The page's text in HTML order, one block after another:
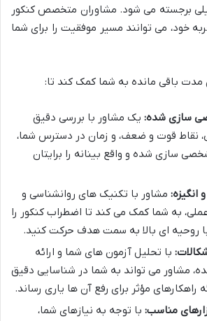
برجسته می شود. مشاوران متخصص کنکور
خود، می توانند مسیر موفقیت را برای شما
مدت باقی مانده به شما کمک کند تا:
سازی شده: یک مشاور با بررسی دقیق
نقاط قوت و ضعف، و زمان در دسترس شما،
سازی شده و واقع بینانه را برایتان
مشاور با تکنیک های روانشناسی و
عملی، به شما کمک می کند تا اضطراب کنکور را
روحیه ای بالا به سمت هدف حرکت کنید.
با تحلیل آزمون های شما و ارائه
مشاور می تواند به شما در شناسایی دقیق
راهکارهای مؤثر برای رفع آن ها یاری رساند.
مناسب: با توجه به نیازهای شما،